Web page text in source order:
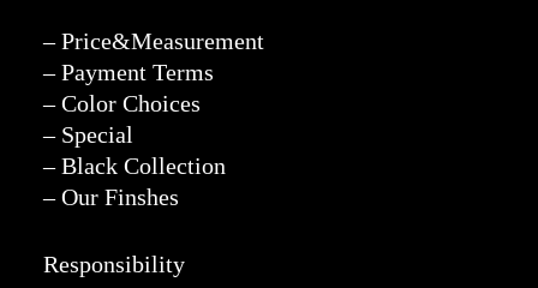
– Price&Measurement
– Payment Terms
– Color Choices
– Special
– Black Collection
– Our Finshes
Responsibility